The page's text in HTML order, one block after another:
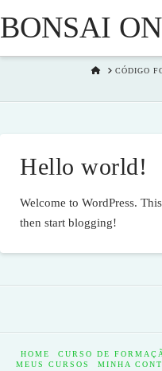
BONSAI
HOMECÓDIGO
Hello world!
Welcome to WordPress.
then start blogging!
HOME CURSO DE
MEUS CURSOS
MINHA